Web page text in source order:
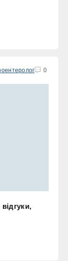
0